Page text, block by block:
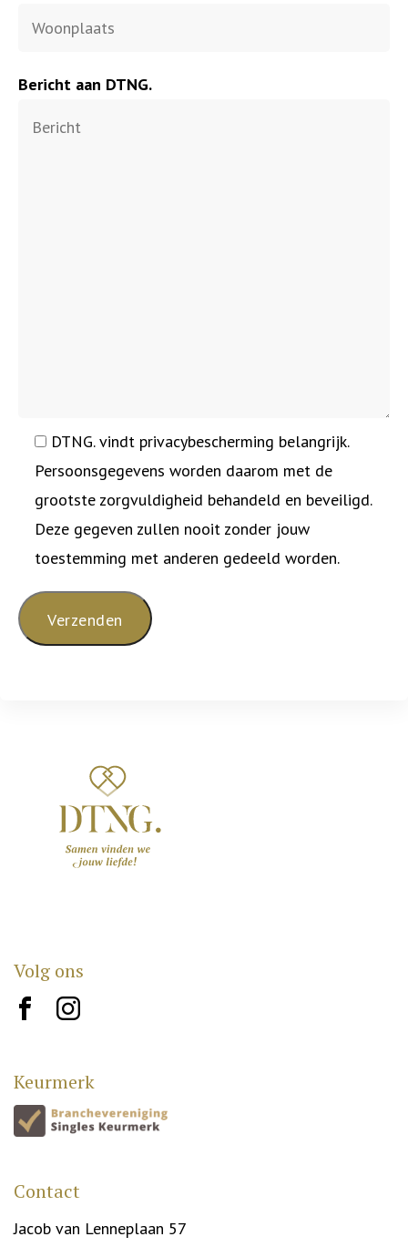
Bericht aan DTNG.
DTNG. vindt privacybescherming belangrijk.
Persoonsgegevens worden daarom met de
grootste zorgvuldigheid behandeld en beveiligd.
Deze gegeven zullen nooit zonder jouw
toestemming met anderen gedeeld worden.
Volg ons
brand10 brand12
Keurmerk
Contact
Jacob van Lenneplaan 57